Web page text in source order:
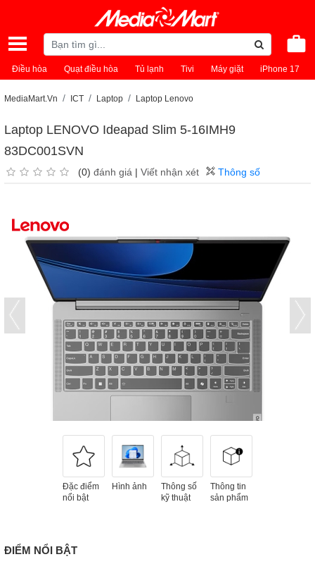
Điều hòa Quạt điều hòa Tủ lạnh Tivi Máy giặt iPhone 17
MediaMart.Vn ICT Laptop Laptop Lenovo
Laptop LENOVO Ideapad Slim 5-16IMH9
83DC001SVN
(0) đánh giá | Viết nhận xét Thông số
Đặc điểm
nổi bật
Hình ảnh
Thông số
kỹ thuật
Thông tin
sản phẩm
ĐIỂM NỔI BẬT